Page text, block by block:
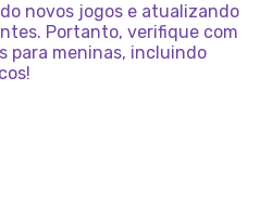
novos jogos e atualizando
Portanto, verifique com
para meninas, incluindo